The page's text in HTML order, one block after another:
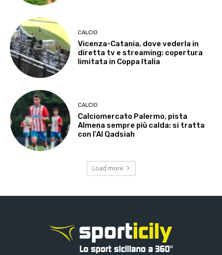
CALCIO
Vicenza-Catania, dove vederla in
diretta tv e streaming: copertura
limitata in Coppa Italia
CALCIO
Calciomercato Palermo, pista
Almena sempre più calda: si tratta
con l’Al Qadsiah
Load more